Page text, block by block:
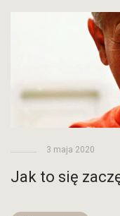
3 maja 2020
Jak to się